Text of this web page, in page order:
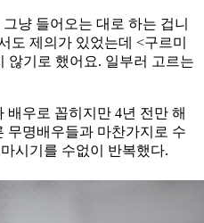
냥 들어오는 대로 하는 겁니
도 제의가 있었는데 <구르미
않기로 했어요. 일부러 고르는
배우로 꼽히지만 4년 전만 해
무명배우들과 마찬가지로 수
시기를 수없이 반복했다.